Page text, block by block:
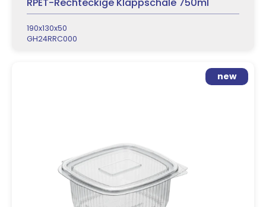
190x130x50
GH24RRC000
new